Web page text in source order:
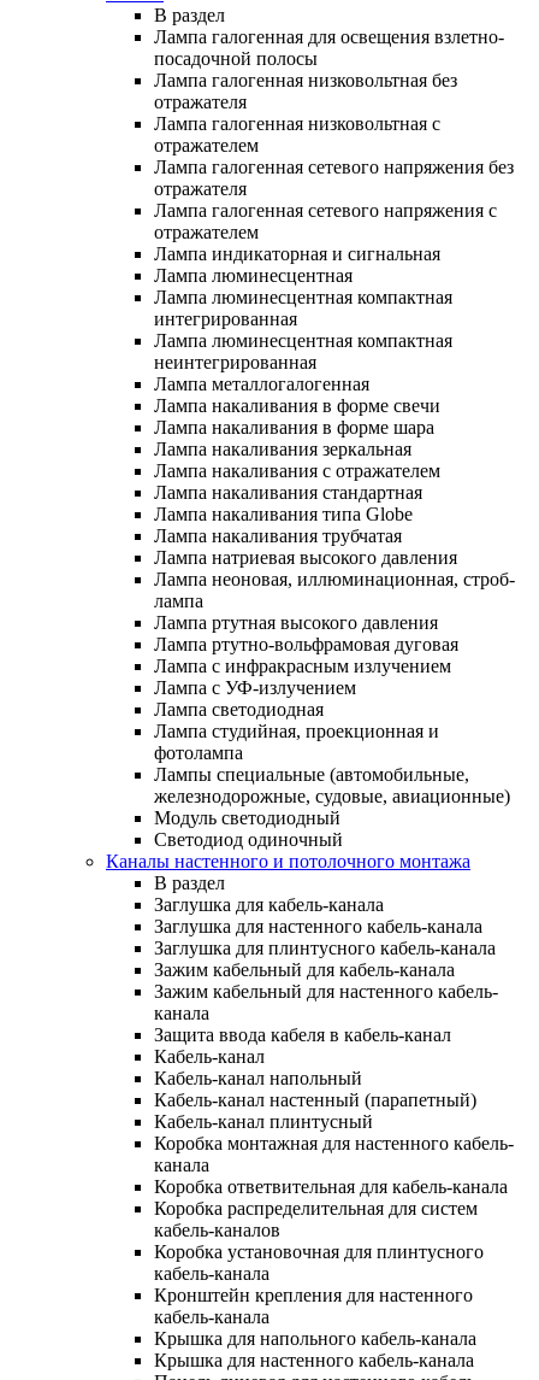
В раздел
Лампа галогенная для освещения взлетно-
посадочной полосы
Лампа галогенная низковольтная без
отражателя
Лампа галогенная низковольтная с
отражателем
Лампа галогенная сетевого напряжения без
отражателя
Лампа галогенная сетевого напряжения с
отражателем
Лампа индикаторная и сигнальная
Лампа люминесцентная
Лампа люминесцентная компактная
интегрированная
Лампа люминесцентная компактная
неинтегрированная
Лампа металлогалогенная
Лампа накаливания в форме свечи
Лампа накаливания в форме шара
Лампа накаливания зеркальная
Лампа накаливания с отражателем
Лампа накаливания стандартная
Лампа накаливания типа Globe
Лампа накаливания трубчатая
Лампа натриевая высокого давления
Лампа неоновая, иллюминационная, строб-
лампа
Лампа ртутная высокого давления
Лампа ртутно-вольфрамовая дуговая
Лампа с инфракрасным излучением
Лампа с УФ-излучением
Лампа светодиодная
Лампа студийная, проекционная и
фотолампа
Лампы специальные (автомобильные,
железнодорожные, судовые, авиационные)
Модуль светодиодный
Светодиод одиночный
Каналы настенного и потолочного монтажа
В раздел
Заглушка для кабель-канала
Заглушка для настенного кабель-канала
Заглушка для плинтусного кабель-канала
Зажим кабельный для кабель-канала
Зажим кабельный для настенного кабель-
канала
Защита ввода кабеля в кабель-канал
Кабель-канал
Кабель-канал напольный
Кабель-канал настенный (парапетный)
Кабель-канал плинтусный
Коробка монтажная для настенного кабель-
канала
Коробка ответвительная для кабель-канала
Коробка распределительная для систем
кабель-каналов
Коробка установочная для плинтусного
кабель-канала
Кронштейн крепления для настенного
кабель-канала
Крышка для напольного кабель-канала
Крышка для настенного кабель-канала